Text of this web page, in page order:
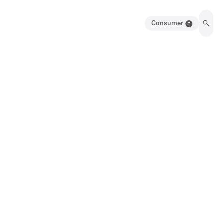
Consumer